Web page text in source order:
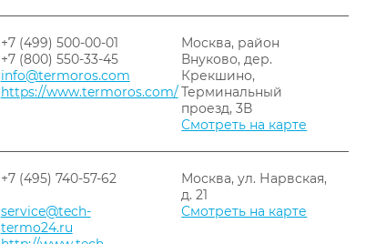
+7 (499) 500-00-01
+7 (800) 550-33-45
info@termoros.com
https://www.termoros.com/
Москва, район
Внуково, дер.
Крекшино,
Терминальный
проезд, 3В
Смотреть на карте
+7 (495) 740-57-62
service@tech-
termo24.ru
Москва, ул. Нарвская,
д. 21
Смотреть на карте